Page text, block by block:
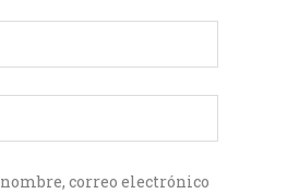
correo electrónico